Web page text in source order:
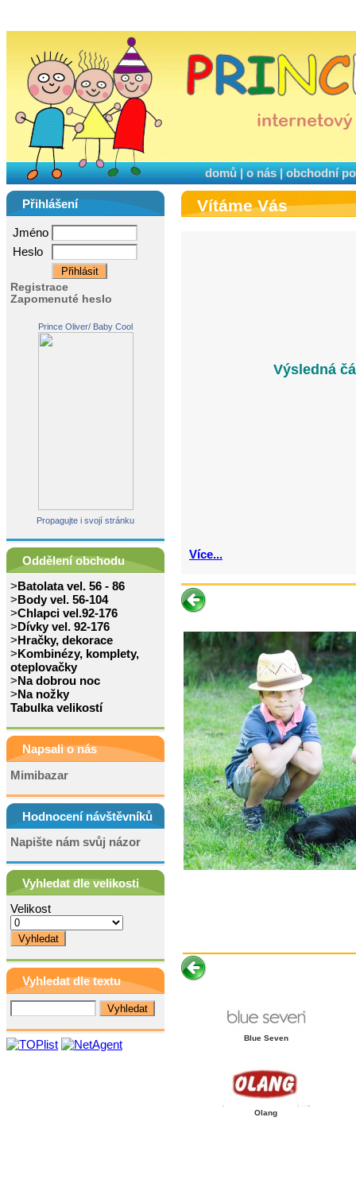
domů|o nás|obchodní
Přihlášení
Jméno
Heslo
Registrace
Zapomenuté heslo
Prince Oliver/ Baby Cool
Propagujte i svojí stránku
Oddělení obchodu
>Batolata vel. 56 - 86
>Body vel. 56-104
>Chlapci vel.92-176
>Dívky vel. 92-176
>Hračky, dekorace
>Kombinézy, komplety,
oteplovačky
>Na dobrou noc
>Na nožky
Tabulka velikostí
Napsali o nás
Mimibazar
Hodnocení návštěvníků
Napište nám svůj názor
Vyhledat dle velikosti
Velikost
Vyhledat dle textu
Vítáme Vás
Výsledná
Více...
Blue Seven
Olang